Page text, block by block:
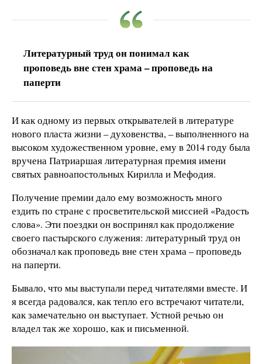
Литературный труд он понимал как
проповедь вне стен храма – проповедь на
паперти
И как одному из первых открывателей в литературе
нового пласта жизни – духовенства, – выполненного на
высоком художественном уровне, ему в 2014 году была
вручена Патриаршая литературная премия имени
святых равноапостольных Кирилла и Мефодия.
Получение премии дало ему возможность много
ездить по стране с просветительской миссией «Радость
слова». Эти поездки он воспринял как продолжение
своего пастырского служения: литературный труд он
обозначал как проповедь вне стен храма – проповедь
на паперти.
Бывало, что мы выступали перед читателями вместе. И
я всегда радовался, как тепло его встречают читатели,
как замечательно он выступает. Устной речью он
владел так же хорошо, как и письменной.